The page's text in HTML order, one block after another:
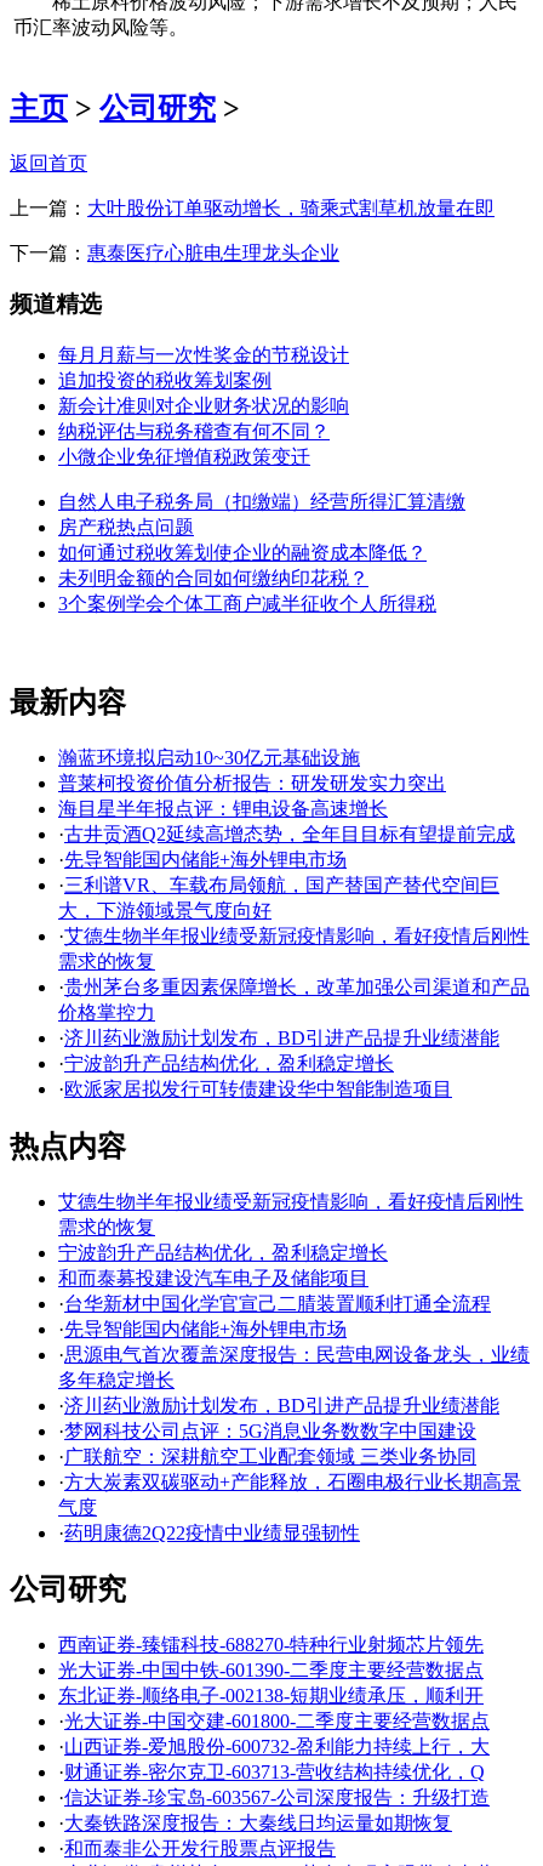
币汇率波动风险等。
主页 > 公司研究 >
返回首页
上一篇： 大叶股份订单驱动增长，骑乘式割草机放量在即
下一篇： 惠泰医疗心脏电生理龙头企业
频道精选
每月月薪与一次性奖金的节税设计
追加投资的税收筹划案例
新会计准则对企业财务状况的影响
纳税评估与税务稽查有何不同？
小微企业免征增值税政策变迁
自然人电子税务局（扣缴端）经营所得汇算清缴
房产税热点问题
如何通过税收筹划使企业的融资成本降低？
未列明金额的合同如何缴纳印花税？
3个案例学会个体工商户减半征收个人所得税
最新内容
瀚蓝环境拟启动10~30亿元基础设施
普莱柯投资价值分析报告：研发研发实力突出
海目星半年报点评：锂电设备高速增长
·古井贡酒Q2延续高增态势，全年目目标有望提前完成
·先导智能国内储能+海外锂电市场
·三利谱VR、车载布局领航，国产替国产替代空间巨
大，下游领域景气度向好
·艾德生物半年报业绩受新冠疫情影响，看好疫情后刚性
需求的恢复
·贵州茅台多重因素保障增长，改革加强公司渠道和产品
价格掌控力
·济川药业激励计划发布，BD引进产品提升业绩潜能
·宁波韵升产品结构优化，盈利稳定增长
·欧派家居拟发行可转债建设华中智能制造项目
热点内容
艾德生物半年报业绩受新冠疫情影响，看好疫情后刚性
需求的恢复
宁波韵升产品结构优化，盈利稳定增长
和而泰募投建设汽车电子及储能项目
·台华新材中国化学官宣己二腈装置顺利打通全流程
·先导智能国内储能+海外锂电市场
·思源电气首次覆盖深度报告：民营电网设备龙头，业绩
多年稳定增长
·济川药业激励计划发布，BD引进产品提升业绩潜能
·梦网科技公司点评：5G消息业务数数字中国建设
·广联航空：深耕航空工业配套领域 三类业务协同
·方大炭素双碳驱动+产能释放，石圈电极行业长期高景
气度
·药明康德2Q22疫情中业绩显强韧性
公司研究
西南证券-臻镭科技-688270-特种行业射频芯片领先
光大证券-中国中铁-601390-二季度主要经营数据点
东北证券-顺络电子-002138-短期业绩承压，顺利开
·光大证券-中国交建-601800-二季度主要经营数据点
·山西证券-爱旭股份-600732-盈利能力持续上行，大
·财通证券-密尔克卫-603713-营收结构持续优化，Q
·信达证券-珍宝岛-603567-公司深度报告：升级打造
·大秦铁路深度报告：大秦线日均运量如期恢复
·和而泰非公开发行股票点评报告